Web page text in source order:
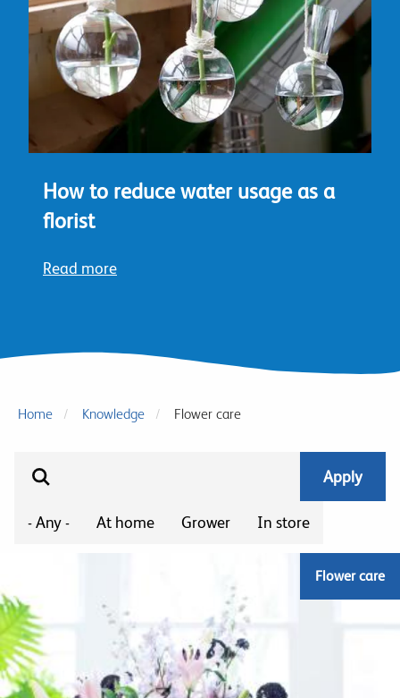
How to reduce water usage as a
florist
Read more
Home Knowledge Flower care
- Any - At home Grower In store
Flower care